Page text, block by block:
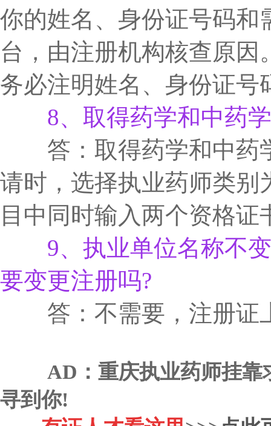
你的姓名、身份证号码和
台，由注册机构核查原
务必注明姓名、身份证号
8、取得药学和中药
答：取得药学和中药
请时，选择执业药师类别
目中同时输入两个资格证
9、执业单位名称不
要变更注册吗?
答：不需要，注册证
AD：重庆执业药师挂靠
寻到你!